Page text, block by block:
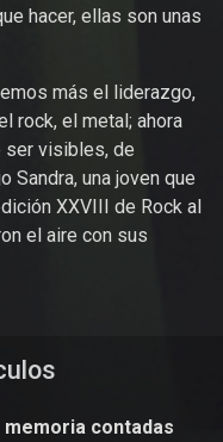
hacer, ellas son unas
más el liderazgo,
rock, el metal; ahora
ser visibles, de
Sandra, una joven que
XXVIII de Rock al
el aire con sus
contadas